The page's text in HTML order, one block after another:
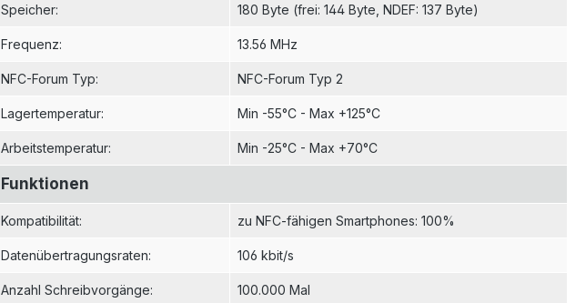
Speicher: 180 Byte (frei: 144 Byte, NDEF: 137 Byte)
Frequenz: 13.56 MHz
NFC-Forum Typ: NFC-Forum Typ 2
Lagertemperatur: Min -55°C - Max +125°C
Arbeitstemperatur: Min -25°C - Max +70°C
Funktionen
Kompatibilität: zu NFC-fähigen Smartphones: 100%
Datenübertragungsraten: 106 kbit/s
Anzahl Schreibvorgänge: 100.000 Mal